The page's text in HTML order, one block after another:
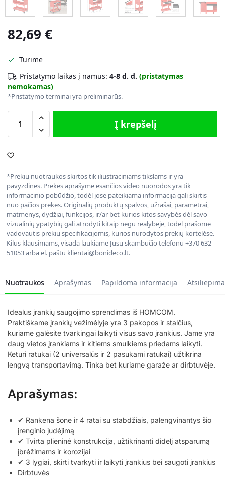
82,69 €
Turime
Pristatymo laikas į namus: 4-8 d. d. (pristatymas
nemokamas)
*Pristatymo terminai yra preliminarūs.
Į krepšelį
*Prekių nuotraukos skirtos tik iliustraciniams tikslams ir yra
pavyzdinės. Prekės aprašyme esančios video nuorodos yra tik
informacinio pobūdžio, todėl jose pateikiama informacija gali skirtis
nuo pačios prekės. Originalių produktų spalvos, užrašai, parametrai,
matmenys, dydžiai, funkcijos, ir/ar bet kurios kitos savybės dėl savo
vizualinių ypatybių gali atrodyti kitaip negu realybėje, todėl prašome
vadovautis prekių specifikacijomis, kurios nurodytos prekių kortelėse.
Kilus klausimams, visada laukiame Jūsų skambučio telefonu +370 632
51053 arba el. paštu klientai@bonideco.lt.
Nuotraukos Aprašymas Papildoma informacija
Idealus įrankių saugojimo sprendimas iš HOMCOM.
Praktiškame įrankių vežimėlyje yra 3 pakopos ir stalčius,
kuriame galėsite tvarkingai laikyti visus savo įrankius. Jame yra
daug vietos įrankiams ir kitiems smulkiems priedams laikyti.
Keturi ratukai (2 universalūs ir 2 pasukami ratukai) užtikrina
lengvą transportavimą. Tinka bet kuriame garaže ar dirbtuvėje.
Aprašymas:
✔ Rankena šone ir 4 ratai su stabdžiais, palengvinantys šio
įrenginio judėjimą
✔ Tvirta plieninė konstrukcija, užtikrinanti didelį atsparumą
įbrėžimams ir korozijai
✔ 3 lygiai, skirti tvarkyti ir laikyti įrankius bei saugoti įrankius
Dirbtuvės